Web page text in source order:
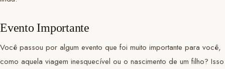
Evento Importante
Você passou por algum evento que foi muito importante para você,
como aquela viagem inesquecível ou o nascimento de um filho? Isso